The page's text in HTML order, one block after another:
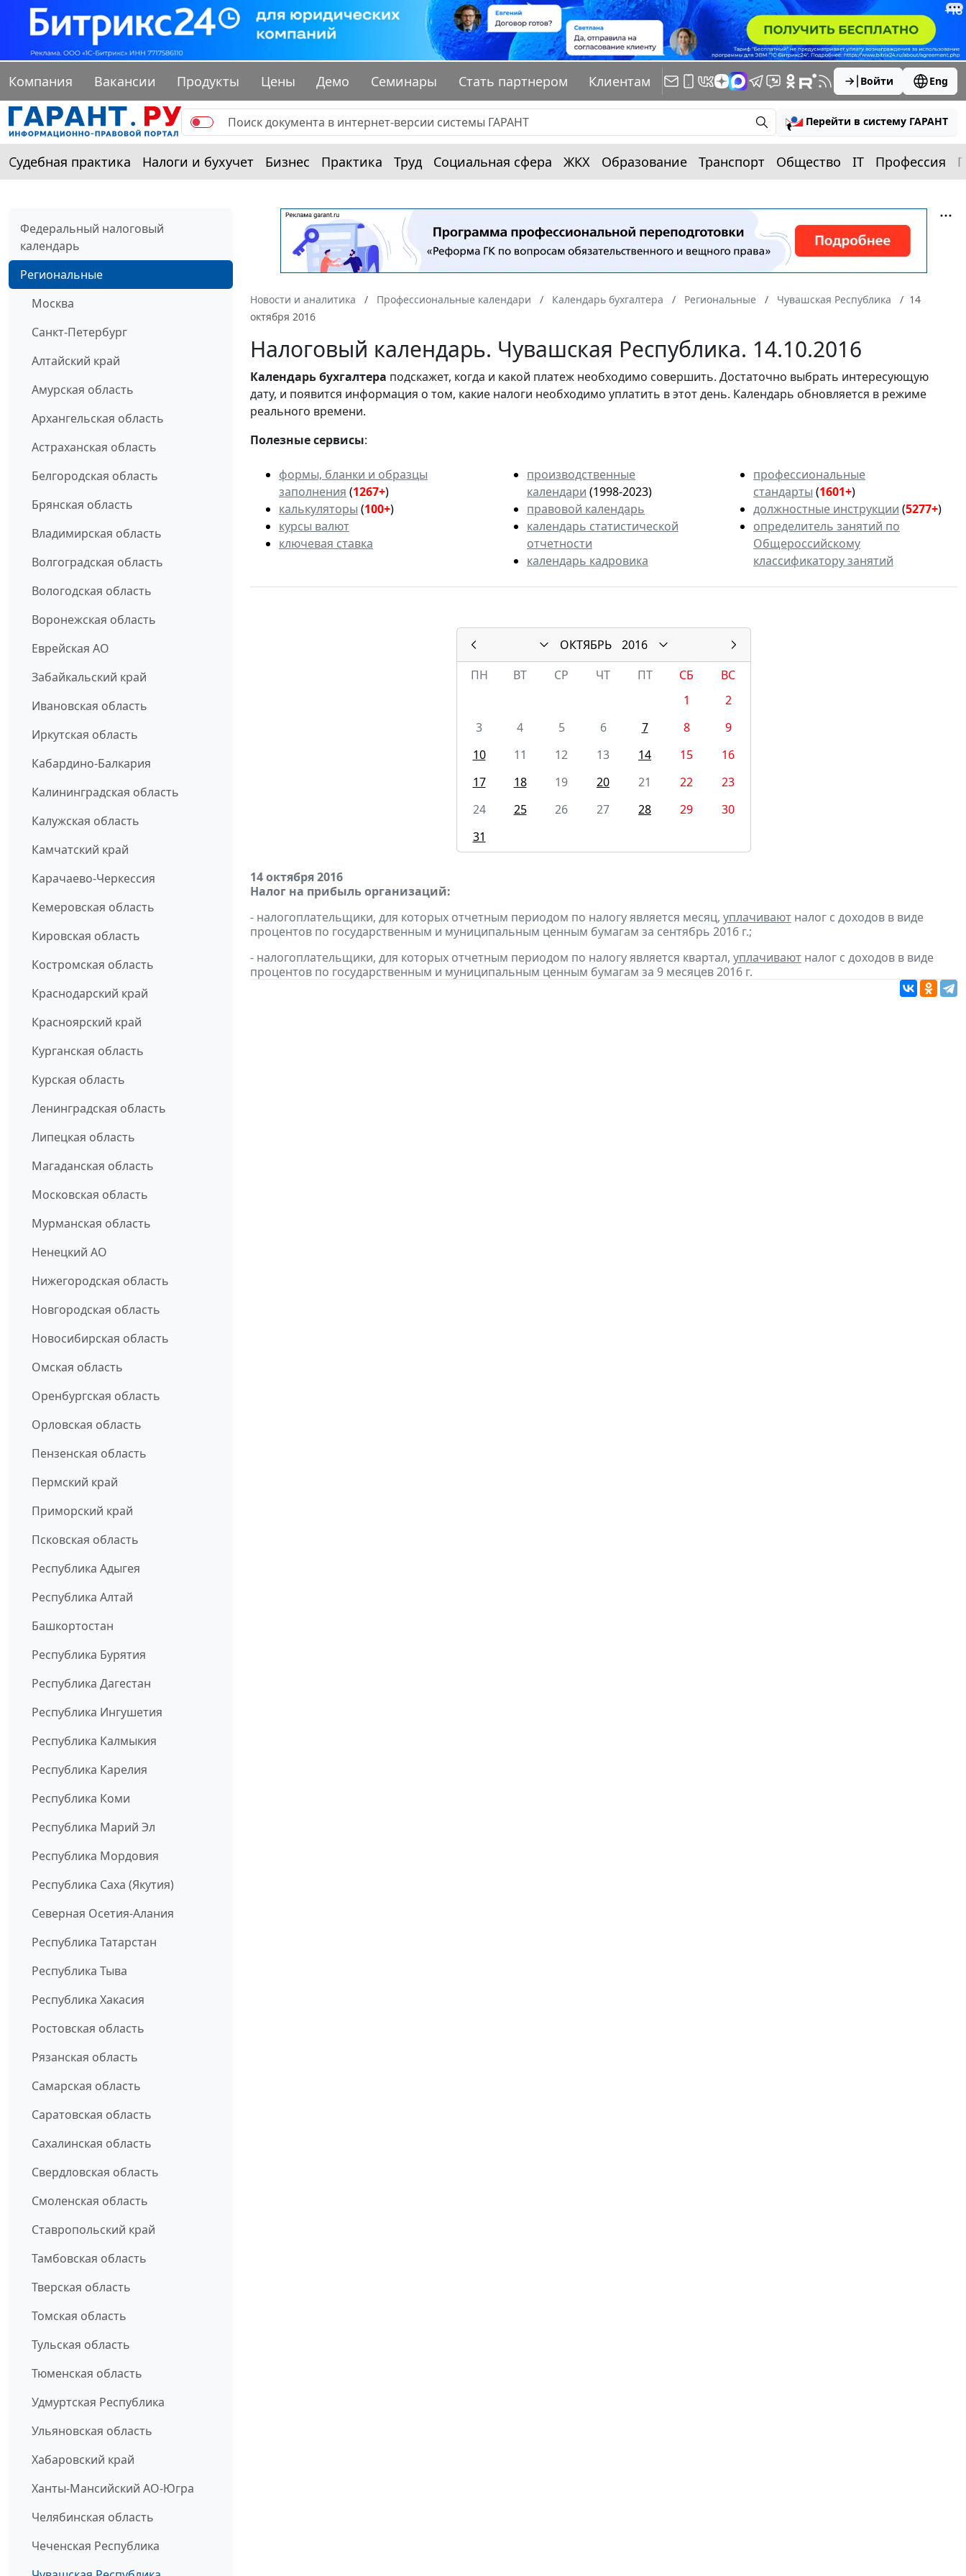
Компания Вакансии Продукты Цены Демо Семинары Стать партнером Клиентам Войти Eng
Перейти в систему ГАРАНТ
Судебная практика Налоги и бухучет Бизнес Практика Труд Социальная сфера ЖКХ Образование Транспорт Общество IT Профессия
Федеральный налоговый
календарь
Региональные
Москва
Санкт-Петербург
Алтайский край
Амурская область
Архангельская область
Астраханская область
Белгородская область
Брянская область
Владимирская область
Волгоградская область
Вологодская область
Воронежская область
Еврейская АО
Забайкальский край
Ивановская область
Иркутская область
Кабардино-Балкария
Калининградская область
Калужская область
Камчатский край
Карачаево-Черкессия
Кемеровская область
Кировская область
Костромская область
Краснодарский край
Красноярский край
Курганская область
Курская область
Ленинградская область
Липецкая область
Магаданская область
Московская область
Мурманская область
Ненецкий АО
Нижегородская область
Новгородская область
Новосибирская область
Омская область
Оренбургская область
Орловская область
Пензенская область
Пермский край
Приморский край
Псковская область
Республика Адыгея
Республика Алтай
Башкортостан
Республика Бурятия
Республика Дагестан
Республика Ингушетия
Республика Калмыкия
Республика Карелия
Республика Коми
Республика Марий Эл
Республика Мордовия
Республика Саха (Якутия)
Северная Осетия-Алания
Республика Татарстан
Республика Тыва
Республика Хакасия
Ростовская область
Рязанская область
Самарская область
Саратовская область
Сахалинская область
Свердловская область
Смоленская область
Ставропольский край
Тамбовская область
Тверская область
Томская область
Тульская область
Тюменская область
Удмуртская Республика
Ульяновская область
Хабаровский край
Ханты-Мансийский АО-Югра
Челябинская область
Чеченская Республика
Новости и аналитика Профессиональные календари Календарь бухгалтера Региональные Чувашская Республика
14
октября 2016
Налоговый календарь. Чувашская Республика. 14.10.2016
Календарьбухгалтера подскажет, когда и какой платеж необходимо совершить. Достаточно выбрать интересующую
дату, и появится информация о том, какие налоги необходимо уплатить в этот день. Календарь обновляется в режиме
реального времени.
Полезные сервисы:
формы, бланки и образцы
заполнения (1267+)
калькуляторы (100+)
курсы валют
ключевая ставка
производственные
календари (1998-2023)
правовой календарь
календарь статистической
отчетности
календарь кадровика
профессиональные
стандарты (1601+)
должностные инструкции (5277+)
определитель занятий по
Общероссийскому
классификатору занятий
ОКТЯБРЬ
2016
ПН
ВТ СР ЧТ ПТ СБ
ВС
1
2
3
4 5 6 7 8
9
10
11 12 13 14 15
16
17
18 19 20 21 22
23
24
25 26 27 28 29
30
31
14 октября 2016
Налог на прибыль организаций:
- налогоплательщики, для которых отчетным периодом по налогу является месяц, уплачивают налог с доходов в виде
процентов по государственным и муниципальным ценным бумагам за сентябрь 2016 г.;
- налогоплательщики, для которых отчетным периодом по налогу является квартал, уплачивают налог с доходов в виде
процентов по государственным и муниципальным ценным бумагам за 9 месяцев 2016 г.